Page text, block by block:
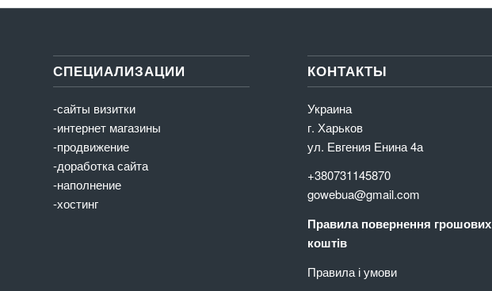
СПЕЦИАЛИЗАЦИИ
-сайты визитки
-интернет магазины
-продвижение
-доработка сайта
-наполнение
-хостинг
КОНТАКТЫ
Украина
г. Харьков
ул. Евгения Енина 4а
+380731145870
gowebua@gmail.com
Правила повернення грошових
коштів
Правила і умови